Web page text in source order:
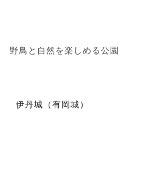
野鳥と自然を楽しめる公園
伊丹城（有岡城）